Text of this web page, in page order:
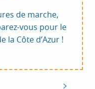
de marche,
vous pour le
la Côte d’Azur !
pleine nature à